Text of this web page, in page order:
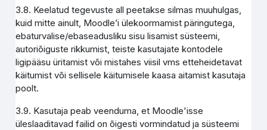
3.8. Keelatud tegevuste all peetakse silmas muuhulgas,
kuid mitte ainult, Moodle’i ülekoormamist päringutega,
ebaturvalise/ebaseadusliku sisu lisamist süsteemi,
autoriõiguste rikkumist, teiste kasutajate kontodele
ligipääsu üritamist või mistahes viisil vms etteheidetavat
käitumist või sellisele käitumisele kaasa aitamist kasutaja
poolt.
3.9. Kasutaja peab veenduma, et Moodle'isse
üleslaaditavad failid on õigesti vormindatud ja süsteemi